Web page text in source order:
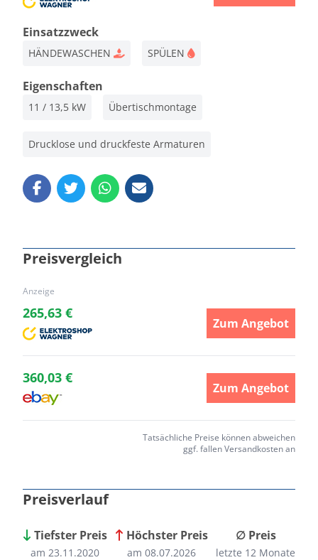
Einsatzzweck
HÄNDEWASCHEN SPÜLEN
Eigenschaften
11 / 13,5 kW Übertischmontage
Drucklose und druckfeste Armaturen
Preisvergleich
Anzeige
265,63 €
Zum Angebot
360,03 €
Zum Angebot
Tatsächliche Preise können abweichen
ggf. fallen Versandkosten an
Preisverlauf
Tiefster Preis
am 23.11.2020
Höchster Preis
am 08.07.2026
∅ Preis
letzte 12 Monate